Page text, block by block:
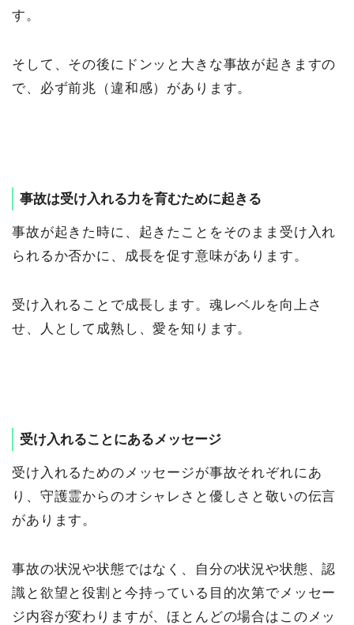
す。
そして、その後にドンッと大きな事故が起きますの
で、必ず前兆（違和感）があります。
事故は受け入れる力を育むために起きる
事故が起きた時に、起きたことをそのまま受け入れ
られるか否かに、成長を促す意味があります。
受け入れることで成長します。魂レベルを向上さ
せ、人として成熟し、愛を知ります。
受け入れることにあるメッセージ
受け入れるためのメッセージが事故それぞれにあ
り、守護霊からのオシャレさと優しさと敬いの伝言
があります。
事故の状況や状態ではなく、自分の状況や状態、認
識と欲望と役割と今持っている目的次第でメッセー
ジ内容が変わりますが、ほとんどの場合はこのメッ